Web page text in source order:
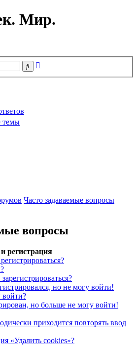
Мир.
Поиск
темы
Часто задаваемые вопросы
вопросы
регистрация
но не могу войти!
но больше не могу войти!
приходится повторять ввод
«Удалить cookies»?